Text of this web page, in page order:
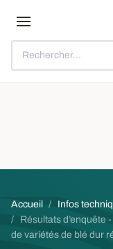
Rechercher...
Fil d'Ariane
Accueil
Infos
Résultats d’enquête
de variétés de blé dur